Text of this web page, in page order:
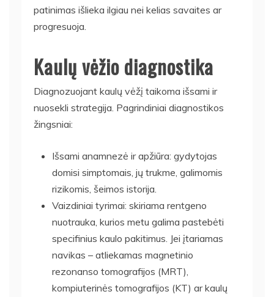
patinimas išlieka ilgiau nei kelias savaites ar
progresuoja.
Kaulų vėžio diagnostika
Diagnozuojant kaulų vėžį taikoma išsami ir
nuosekli strategija. Pagrindiniai diagnostikos
žingsniai:
Išsami anamnezė ir apžiūra: gydytojas
domisi simptomais, jų trukme, galimomis
rizikomis, šeimos istorija.
Vaizdiniai tyrimai: skiriama rentgeno
nuotrauka, kurios metu galima pastebėti
specifinius kaulo pakitimus. Jei įtariamas
navikas – atliekamas magnetinio
rezonanso tomografijos (MRT),
kompiuterinės tomografijos (KT) ar kaulų